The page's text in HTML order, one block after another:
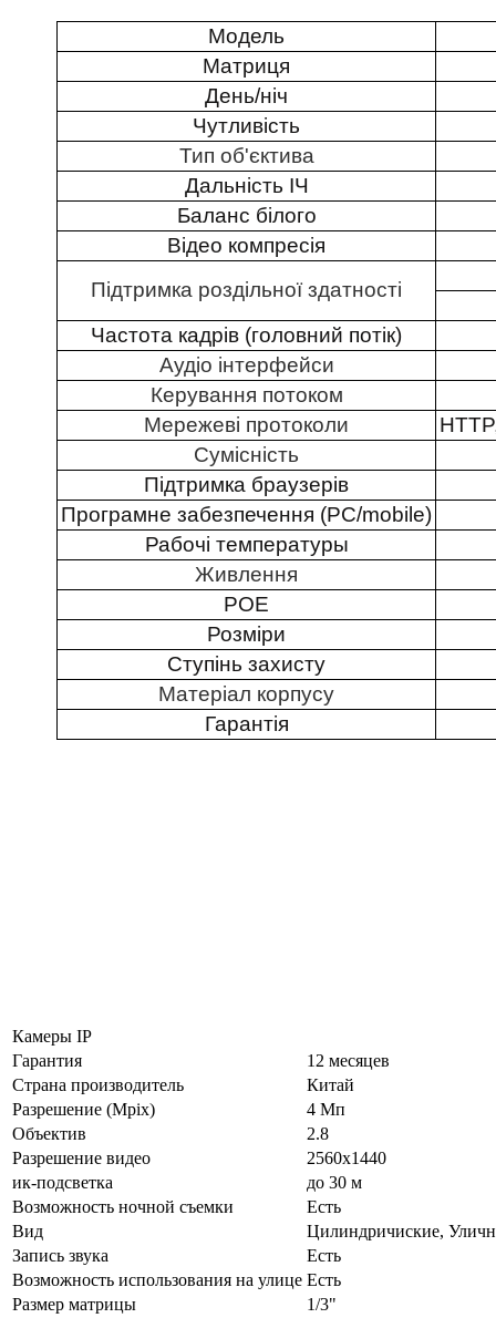
Модель
Матриця
День/ніч
Чутливість
Тип об'єктива
Дальність ІЧ
Баланс білого
Відео компресія
Підтримка роздільної здатності
Частота кадрів (головний потік)
Аудіо інтерфейси
Керування потоком
Мережеві протоколи
Сумісність
Підтримка браузерів
Програмне забезпечення (PC/mobile)
Рабочі температуры
Живлення
POE
Розміри
Ступінь захисту
Матеріал корпусу
Гарантія
Камеры IP
Гарантия
12 месяцев
Страна производитель
Китай
Разрешение (Mpix)
4 Мп
Объектив
2.8
Разрешение видео
2560x1440
ик-подсветка
до 30 м
Возможность ночной съемки
Есть
Вид
Цилиндричиские,
Запись звука
Есть
Возможность использования на улице Есть
Размер матрицы
1/3"